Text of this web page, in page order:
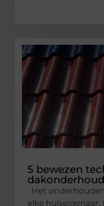
5 bewezen
dakonderhoud
Het
elke